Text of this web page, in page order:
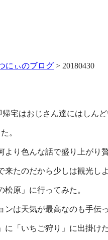
にぃのブログ > 20180430
宅はおじさん達にはしんど
。
り色んな話で盛り上がり
たのだから少しは観光しよ
原」に行ってみた。
は天気が最高なのも手伝
「いちご狩り」に出掛けた